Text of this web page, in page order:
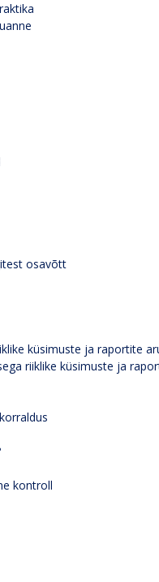
osavõtt
küsimuste ja raportite
riiklike küsimuste ja
kontroll